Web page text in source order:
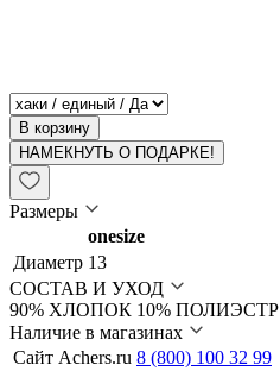
В корзину
НАМЕКНУТЬ О ПОДАРКЕ!
Размеры
onesize
Диаметр 13
СОСТАВ И УХОД
90% ХЛОПОК 10% ПОЛИЭСТР
Наличие в магазинах
Сайт Achers.ru 8 (800) 100 32 99